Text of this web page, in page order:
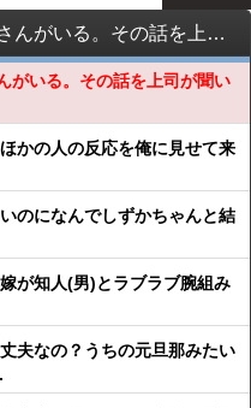
職場にレザークラフト趣味のAさんがいる。その話を上司が聞いたらしく…
がいる。その話を上司が聞い
かの人の反応を俺に見せて来
のになんでしずかちゃんと結
が知人(男)とラブラブ腕組み
夫なの？うちの元旦那みたい